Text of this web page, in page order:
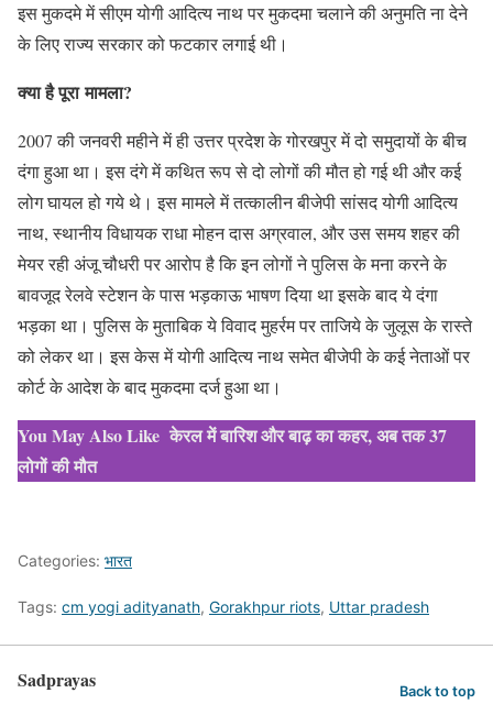
इस मुकदमे में सीएम योगी आदित्य नाथ पर मुकदमा चलाने की अनुमति ना देने
के लिए राज्य सरकार को फटकार लगाई थी।
क्या है पूरा मामला?
2007 की जनवरी महीने में ही उत्तर प्रदेश के गोरखपुर में दो समुदायों के बीच
दंगा हुआ था। इस दंगे में कथित रूप से दो लोगों की मौत हो गई थी और कई
लोग घायल हो गये थे। इस मामले में तत्कालीन बीजेपी सांसद योगी आदित्य
नाथ, स्थानीय विधायक राधा मोहन दास अग्रवाल, और उस समय शहर की
मेयर रही अंजू चौधरी पर आरोप है कि इन लोगों ने पुलिस के मना करने के
बावजूद रेलवे स्टेशन के पास भड़काऊ भाषण दिया था इसके बाद ये दंगा
भड़का था। पुलिस के मुताबिक ये विवाद मुहर्रम पर ताजिये के जुलूस के रास्ते
को लेकर था। इस केस में योगी आदित्य नाथ समेत बीजेपी के कई नेताओं पर
कोर्ट के आदेश के बाद मुकदमा दर्ज हुआ था।
You May Also Like केरल में बारिश और बाढ़ का कहर, अब तक 37
लोगों की मौत
Categories: भारत
Tags: cm yogi adityanath, Gorakhpur riots, Uttar pradesh
Sadprayas Back to top